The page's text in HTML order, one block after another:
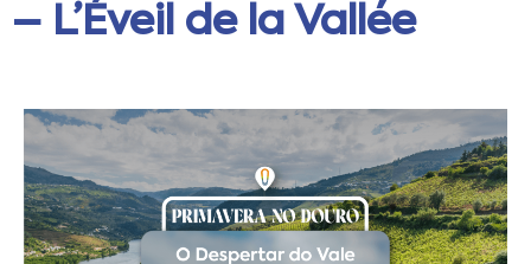
– L’Éveil de la Vallée